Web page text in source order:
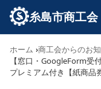
糸島市商工会
サイト内検索
ホーム 商工会からのお
【窓口・GoogleForm
プレミアム付き【紙商品